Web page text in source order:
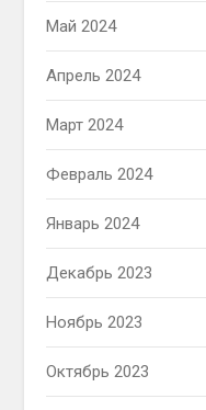
Май 2024
Апрель 2024
Март 2024
Февраль 2024
Январь 2024
Декабрь 2023
Ноябрь 2023
Октябрь 2023